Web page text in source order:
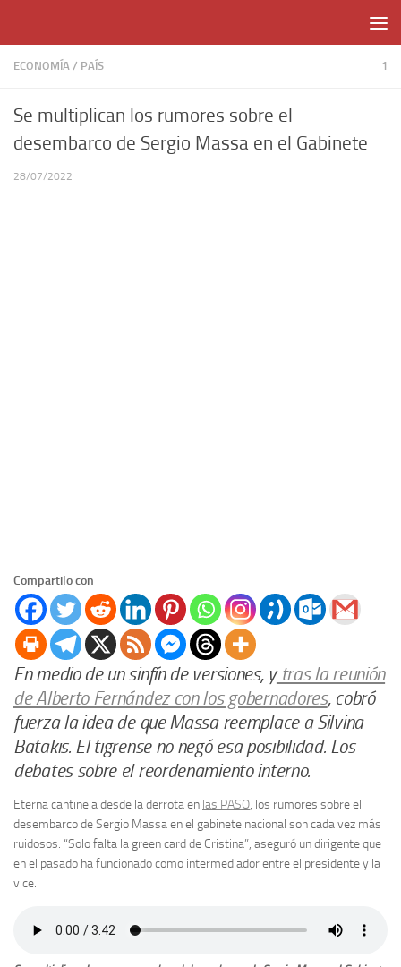
ECONOMÍA / PAÍS 1
Se multiplican los rumores sobre el
desembarco de Sergio Massa en el Gabinete
28/07/2022
Compartilo con
En medio de un sinfín de versiones, ytras la reunión
de Alberto Fernández con los gobernadores, cobró
fuerza la idea de que Massa reemplace a Silvina
Batakis. El tigrense no negó esa posibilidad. Los
debates sobre el reordenamiento interno.
Eterna cantinela desde la derrota en las PASO, los rumores sobre el
desembarco de Sergio Massa en el gabinete nacional son cada vez más
ruidosos. “Solo falta la green card de Cristina”, aseguró un dirigente que
en el pasado ha funcionado como intermediador entre el presidente y la
vice.